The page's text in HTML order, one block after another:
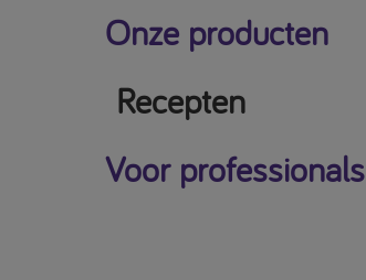
Onze producten
Recepten
Voor professionals